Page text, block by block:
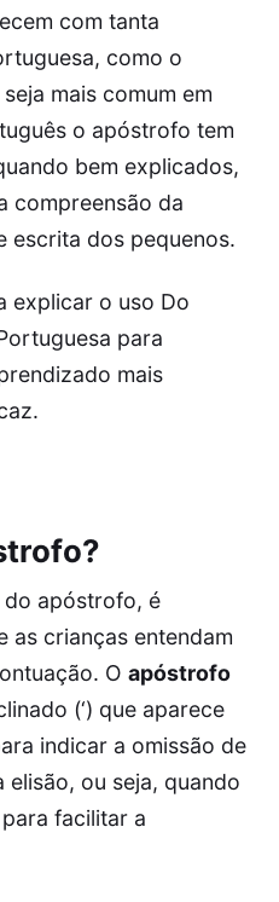
com tanta
como o
mais comum em
o apóstrofo tem
bem explicados,
compreensão da
escrita dos pequenos.
explicar o uso Do
para
mais
do apóstrofo, é
as crianças entendam
O apóstrofo
(‘) que aparece
indicar a omissão de
ou seja, quando
facilitar a